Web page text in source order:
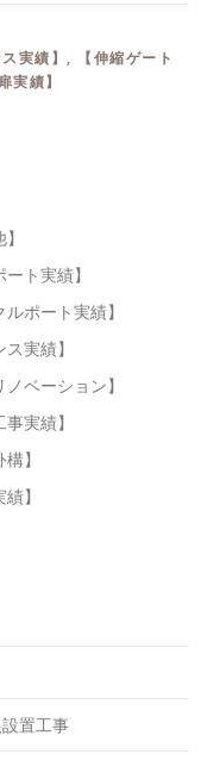
実績】 ,
【伸縮ゲート
実績】
ート実績】
ルポート実績】
ス実績】
ノベーション】
事実績】
】
】
置工事